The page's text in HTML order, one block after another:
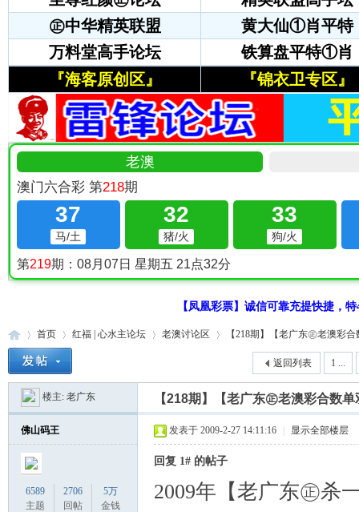
【凤凰彩票】诚信可靠充提快捷，
»
首页
›
红福 | 心水主论坛 老澳讨论区 【218期】【老广东㊣老澳彩
1 ...
返回列表
楼主: 老广东 【218期】【老广东㊣老澳彩合数
佛山码王
6589
主题
2706
回帖
5万
金钱
发表于 2009-2-27 14:11:16 显示全部楼层
回复 1# 的帖子
2009年【老广东㊣杀